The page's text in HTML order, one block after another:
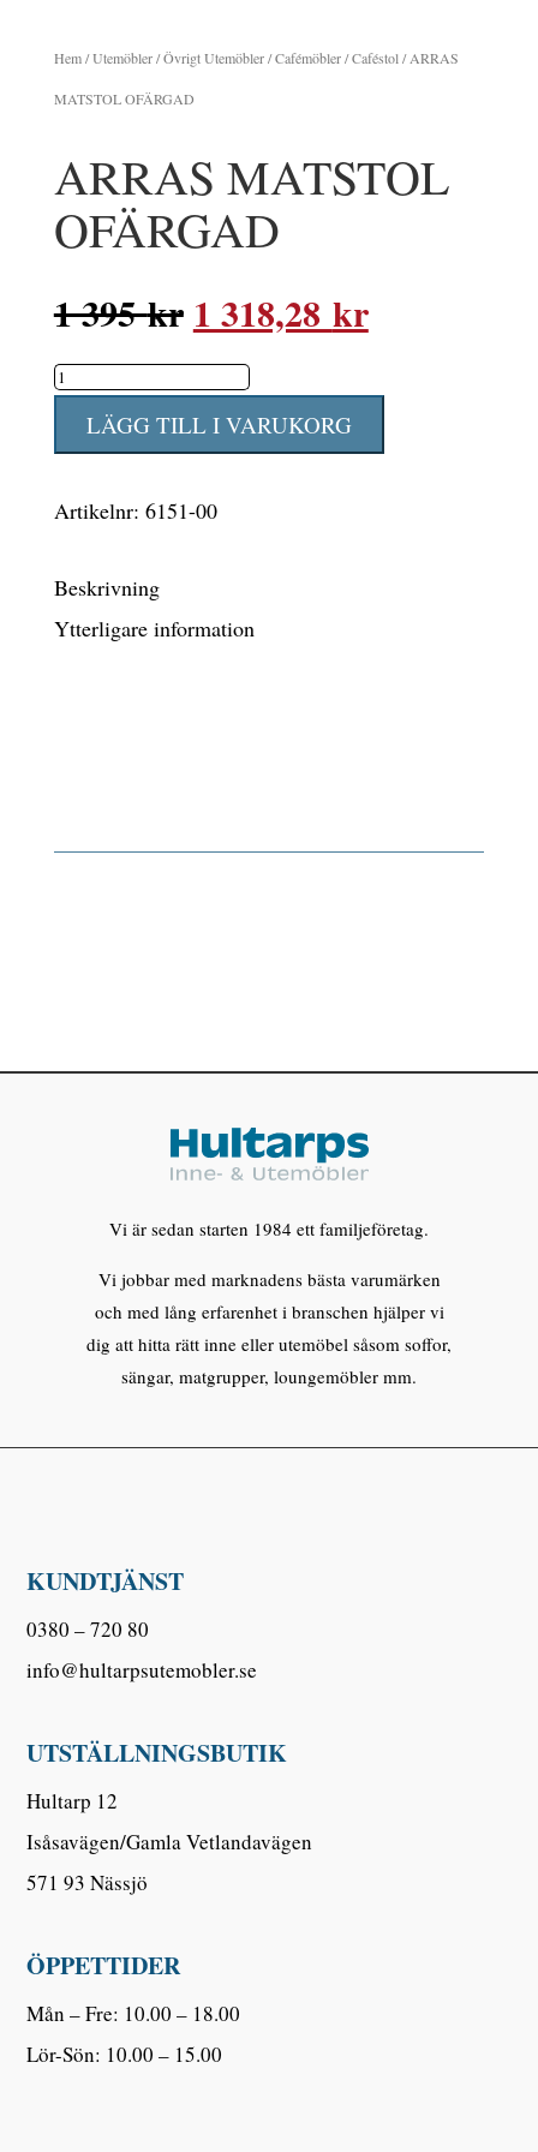
Hem/Utemöbler/Övrigt Utemöbler/Cafémöbler/Caféstol / ARRAS
MATSTOL OFÄRGAD
ARRAS MATSTOL
OFÄRGAD
1 395kr Det
ursprungliga
priset
var:
395 kr.
1 318,28 krDet
priset
ARRAS
MATSTOL
OFÄRGAD
LÄGG TILL I VARUKORG
Artikelnr: 6151-00
Beskrivning
Ytterligare information
Vi är sedan starten 1984 ett familjeföretag.
Vi jobbar med marknadens bästa varumärken
och med lång erfarenhet i branschen hjälper vi
dig att hitta rätt inne eller utemöbel såsom soffor,
sängar, matgrupper, loungemöbler mm.
KUNDTJÄNST
0380 – 720 80
info@hultarpsutemobler.se
UTSTÄLLNINGSBUTIK
Hultarp 12
Isåsavägen/Gamla Vetlandavägen
571 93 Nässjö
ÖPPETTIDER
Mån – Fre: 10.00 – 18.00
Lör-Sön: 10.00 – 15.00